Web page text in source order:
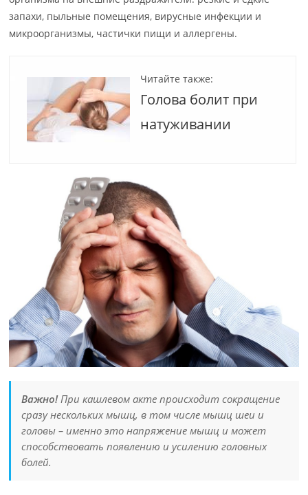
запахи, пыльные помещения, вирусные инфекции и
микроорганизмы, частички пищи и аллергены.
Читайте также:
Голова болит при
натуживании
Важно!При кашлевом акте происходит сокращение
сразу нескольких мышц, в том числе мышц шеи и
головы – именно это напряжение мышц и может
способствовать появлению и усилению головных
болей.